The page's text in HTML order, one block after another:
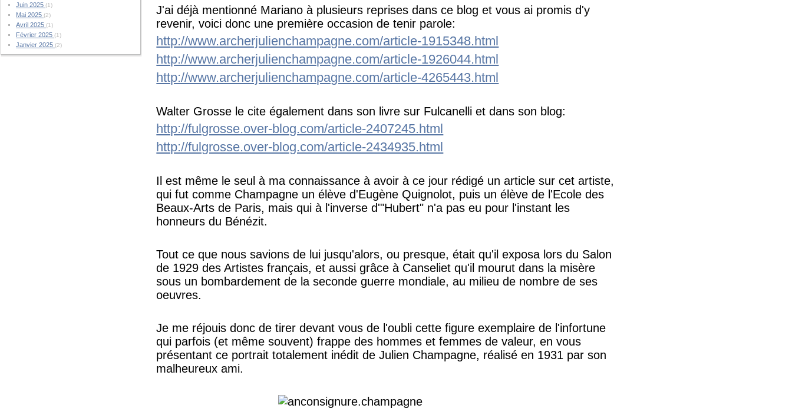
Juin 2025(1)
Mai 2025(2)
Avril 2025(1)
Février 2025(1)
Janvier 2025(2)
J'ai déjà mentionné Mariano à plusieurs reprises dans ce blog et vous ai promis d'y
revenir, voici donc une première occasion de tenir parole:
http://www.archerjulienchampagne.com/article-1915348.html
http://www.archerjulienchampagne.com/article-1926044.html
http://www.archerjulienchampagne.com/article-4265443.html
Walter Grosse le cite également dans son livre sur Fulcanelli et dans son blog:
http://fulgrosse.over-blog.com/article-2407245.html
http://fulgrosse.over-blog.com/article-2434935.html
Il est même le seul à ma connaissance à avoir à ce jour rédigé un article sur cet artiste,
qui fut comme Champagne un élève d'Eugène Quignolot, puis un élève de l'Ecole des
Beaux-Arts de Paris, mais qui à l'inverse d'"Hubert" n'a pas eu pour l'instant les
honneurs du Bénézit.
Tout ce que nous savions de lui jusqu'alors, ou presque, était qu'il exposa lors du Salon
de 1929 des Artistes français, et aussi grâce à Canseliet qu'il mourut dans la misère
sous un bombardement de la seconde guerre mondiale, au milieu de nombre de ses
oeuvres.
Je me réjouis donc de tirer devant vous de l'oubli cette figure exemplaire de l'infortune
qui parfois (et même souvent) frappe des hommes et femmes de valeur, en vous
présentant ce portrait totalement inédit de Julien Champagne, réalisé en 1931 par son
malheureux ami.